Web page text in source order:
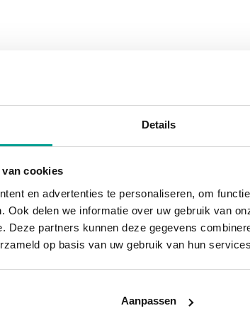
Details
cookies
en advertenties te personaliseren, om
Ook delen we informatie over uw gebruik van
Deze partners kunnen deze gegevens
op basis van uw gebruik van hun
Aanpassen
passende woning te vinden. Stuk voor
wat de buurt een gezellige uitstraling geeft.
ze zijn kindvriendelijk én autoluw. Dit
terwijl je de dynamiek van de stad
koopwoningen, waarbij geen plattegrond
gezin of je woonbehoefte, kies je voor een
In Praal woon je in ieder geval zoals dat